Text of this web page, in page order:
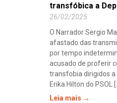
transfóbica a
26/02/2025
O Narrador Sergio
afastado das
por tempo
acusado de proferir
transfobia dirigidos a
Erika Hilton do PSOL
Leia mais →